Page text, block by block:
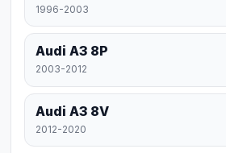
1996-2003
Audi A3 8P
2003-2012
Audi A3 8V
2012-2020